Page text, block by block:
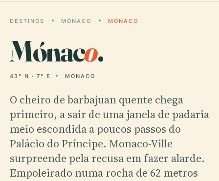
DESTINOS MÓNACO MÓNACO
Mónaco.
43° N · 7° E MÓNACO
O cheiro de barbajuan quente chega
primeiro, a sair de uma janela de padaria
meio escondida a poucos passos do
Palácio do Príncipe. Monaco-Ville
surpreende pela recusa em fazer alarde.
Empoleirado numa rocha de 62 metros